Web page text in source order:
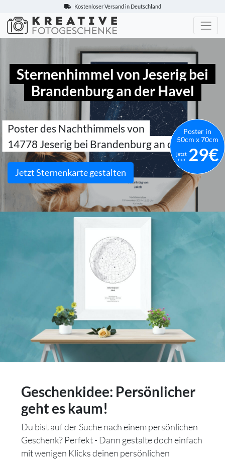
Kostenloser Versand in Deutschland
Kreative-Fotogeschenke.de
Sternenhimmel von Jeserig bei
Brandenburg an der Havel
Poster des Nachthimmels von
14778 Jeserig bei Brandenburg an der Havel
Jetzt Sternenkarte gestalten
Poster in
50cm x 70cm
jetzt
nur 29€
Geschenkidee: Persönlicher
geht es kaum!
Du bist auf der Suche nach einem persönlichen
Geschenk? Perfekt - Dann gestalte doch einfach
mit wenigen Klicks deinen persönlichen